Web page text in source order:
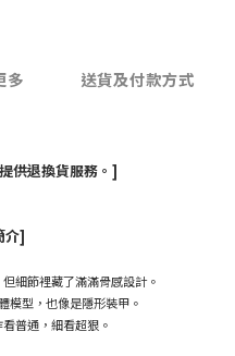
多 送貨及付款方式
供退換貨服務。]
介]
細節裡藏了滿滿骨感設計。
模型，也像是隱形裝甲。
普通，細看超狠。